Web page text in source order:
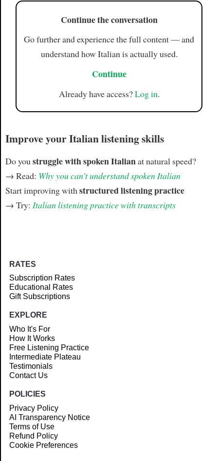
Continue the conversation
Go further and experience the full content — and
understand how Italian is actually used.
Continue
Already have access?Log in.
Improve your Italian listening skills
Do youstruggle with spoken Italianat natural speed?
→ Read: Why you can't understand spoken Italian
Start improving withstructured listening practice
→ Try: Italian listening practice with transcripts
RATES
Subscription Rates
Educational Rates
Gift Subscriptions
EXPLORE
Who It's For
How It Works
Free Listening Practice
Intermediate Plateau
Testimonials
Contact Us
POLICIES
Privacy Policy
AI Transparency Notice
Terms of Use
Refund Policy
Cookie Preferences